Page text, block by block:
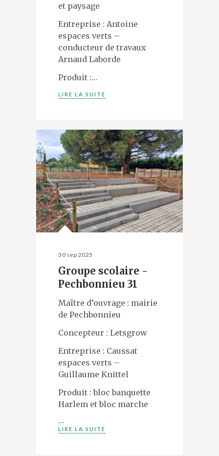
et paysage
Entreprise : Antoine
espaces verts –
conducteur de travaux
Arnaud Laborde
Produit :…
LIRE LA SUITE
30 sep 2025
Groupe scolaire -
Pechbonnieu 31
Maître d’ouvrage : mairie
de Pechbonnieu
Concepteur : Letsgrow
Entreprise : Caussat
espaces verts –
Guillaume Knittel
Produit : bloc banquette
Harlem et bloc marche
…
LIRE LA SUITE